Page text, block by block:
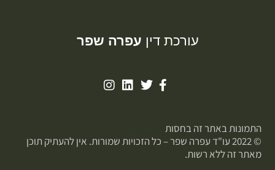
עורכת דין עפרה שפר
התמונות באתר זה בחסות
© 2022 עו"ד עפרה שפר – כל הזכויות שמורות. אין להעתיק תוכן
מאתר זה ללא רשות.